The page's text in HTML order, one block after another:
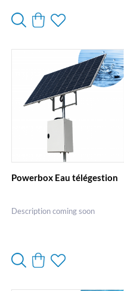
Powerbox Eau télégestion
Description coming soon